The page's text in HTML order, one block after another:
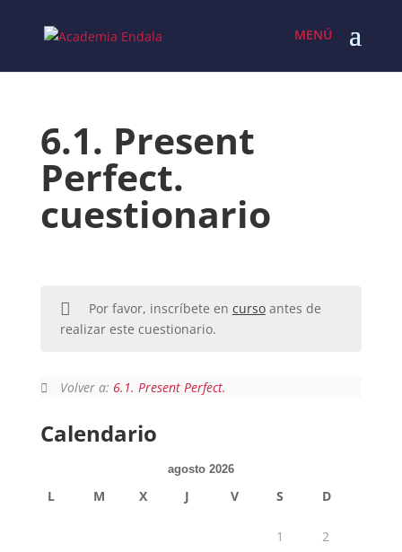
content
6.1. Present
Perfect.
cuestionario
Por favor, inscríbete en cursoantes de
realizar este cuestionario.
Volver a: 6.1. Present Perfect.
Calendario
agosto 2026
L M X J V S D
1 2